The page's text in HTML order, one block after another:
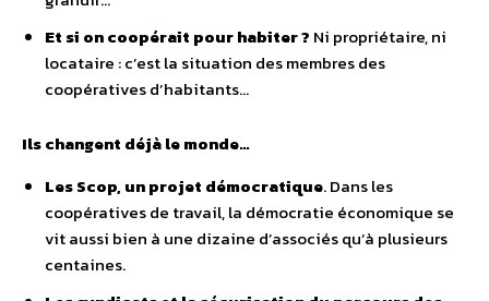
Et si on coopérait pour habiter ? Ni propriétaire, ni
locataire : c’est la situation des membres des
coopératives d’habitants…
Ils changent déjà le monde…
Les Scop, un projet démocratique. Dans les
coopératives de travail, la démocratie économique se
vit aussi bien à une dizaine d’associés qu’à plusieurs
centaines.